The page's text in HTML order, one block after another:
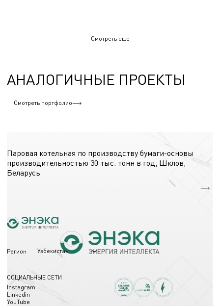
Смотреть еще
АНАЛОГИЧНЫЕ ПРОЕКТЫ
Смотреть портфолио
Паровая котельная по производству бумаги-основы
производительностью 30 тыс. тонн в год, Шклов,
Беларусь
Регион Узбекистан
СОЦИАЛЬНЫЕ СЕТИ
Instagram
Linkedin
YouTube